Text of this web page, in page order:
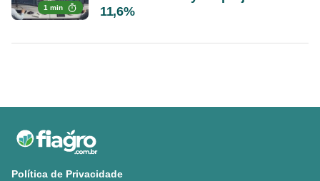
1 min
11,6%
Política de Privacidade